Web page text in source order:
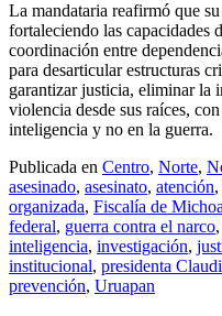
La mandataria reafirmó que
fortaleciendo las capacidades
coordinación entre
para desarticular estructuras
garantizar justicia, eliminar la
violencia desde sus raíces,
inteligencia y no en la guerra.
Publicada en Centro, Norte,
asesinado, asesinato, atención,
organizada, Fiscalía de
federal, guerra contra el narco,
inteligencia, investigación,
institucional, presidenta
prevención, Uruapan